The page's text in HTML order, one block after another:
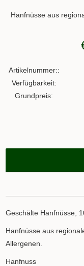
Hanfnüsse aus
Artikelnummer::
Verfügbarkeit:
Grundpreis:
Geschälte Hanfnüsse,
Hanfnüsse aus
Allergenen.
Hanfnuss